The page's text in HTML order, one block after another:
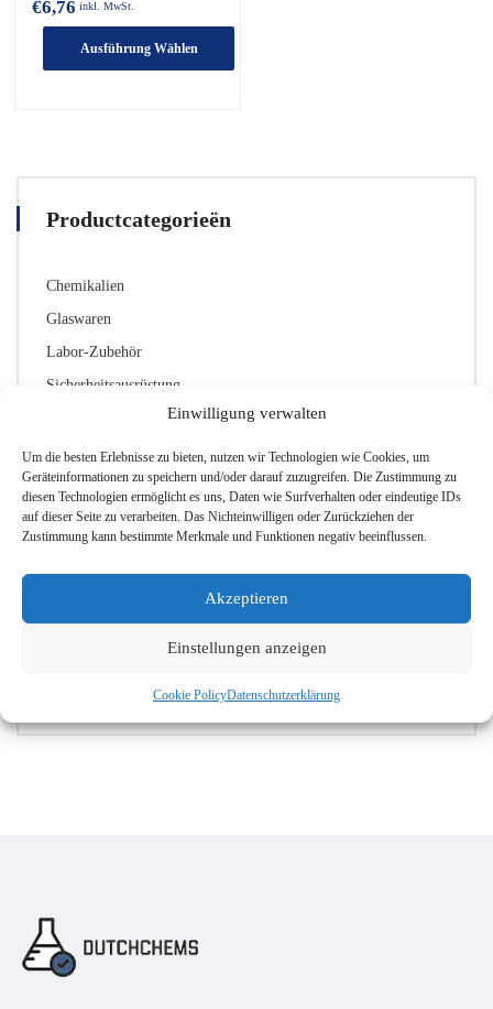
Einwilligung verwalten
Um die besten Erlebnisse zu bieten, nutzen wir Technologien wie Cookies, um
Geräteinformationen zu speichern und/oder darauf zuzugreifen. Die Zustimmung zu
diesen Technologien ermöglicht es uns, Daten wie Surfverhalten oder eindeutige IDs
auf dieser Seite zu verarbeiten. Das Nichteinwilligen oder Zurückziehen der
Zustimmung kann bestimmte Merkmale und Funktionen negativ beeinflussen.
Akzeptieren
Einstellungen anzeigen
Cookie PolicyDatenschutzerklärung
Productcategorieën
Chemikalien
Glaswaren
Labor-Zubehör
Sicherheitsausrüstung
Normering
NL 374 (1)
NL 388 (1)
Beschermingstype
Leichter Nebel - Typ 6 (1)
€6,76 inkl. MwSt.
Ausführung Wählen
Varianten.
Optionen
der
Produktseite
werden